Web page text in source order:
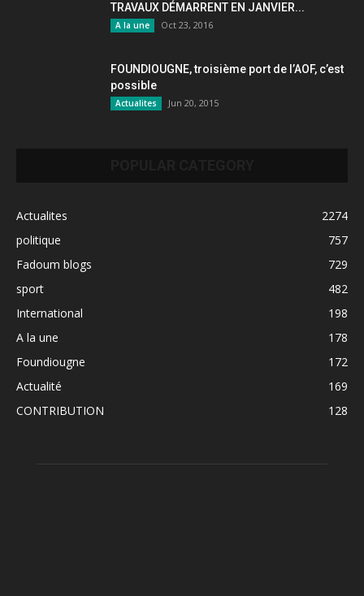
TRAVAUX DÉMARRENT EN JANVIER...
A la une Oct 23, 2016
FOUNDIOUGNE, troisième port de l’AOF, c’est
possible
Actualites Jun 20, 2015
Actualites
2274
politique
757
Fadoum blogs
729
sport
482
International
198
A la une
178
Foundiougne
172
Actualité
169
CONTRIBUTION
128